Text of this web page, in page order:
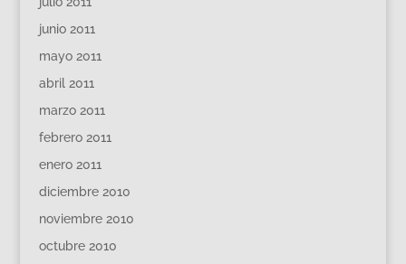
junio 2011
mayo 2011
abril 2011
marzo 2011
febrero 2011
enero 2011
diciembre 2010
noviembre 2010
octubre 2010